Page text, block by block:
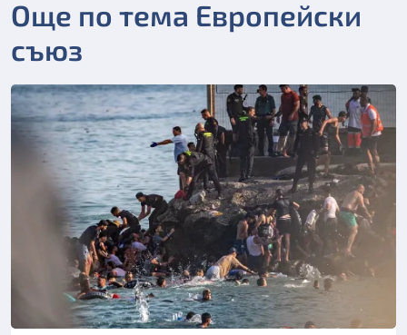
Още по тема Европейски
съюз
Снимка: Асошиейтед прес